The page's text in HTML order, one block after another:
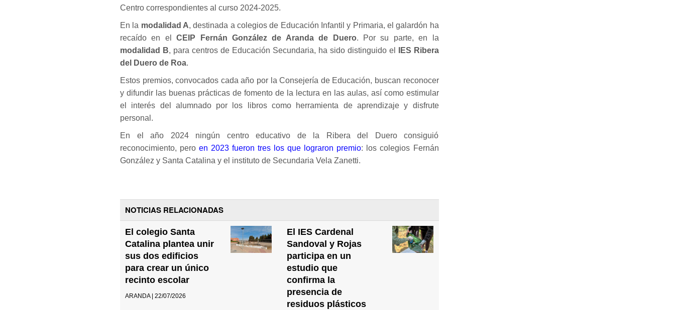
Centro correspondientes al curso 2024-2025.
En la modalidad A, destinada a colegios de Educación Infantil y Primaria, el galardón ha
recaído en elCEIP Fernán González de Aranda de Duero. Por su parte, en la
modalidad B, para centros de Educación Secundaria, ha sido distinguido el
IES Ribera
del Duero de Roa.
Estos premios, convocados cada año por la Consejería de Educación, buscan reconocer
y difundir las buenas prácticas de fomento de la lectura en las aulas, así como estimular
el interés del alumnado por los libros como herramienta de aprendizaje y disfrute
personal.
En el año 2024 ningún centro educativo de la Ribera del Duero consiguió
reconocimiento, peroen 2023 fueron tres los que lograron premio: los colegios Fernán
González y Santa Catalina y el instituto de Secundaria Vela Zanetti.
NOTICIAS RELACIONADAS
El colegio Santa
Catalina plantea unir
sus dos edificios
para crear un único
recinto escolar
ARANDA | 22/07/2026
El IES Cardenal
Sandoval y Rojas
participa en un
estudio que
confirma la
presencia de
residuos plásticos